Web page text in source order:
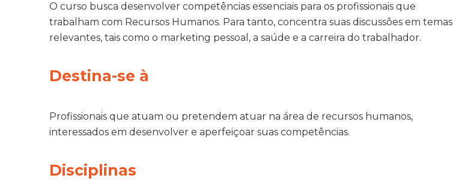
O curso busca desenvolver competências essenciais para os profissionais que
trabalham com Recursos Humanos. Para tanto, concentra suas discussões em temas
relevantes, tais como o marketing pessoal, a saúde e a carreira do trabalhador.
Destina-se à
Profissionais que atuam ou pretendem atuar na área de recursos humanos,
interessados em desenvolver e aperfeiçoar suas competências.
Disciplinas